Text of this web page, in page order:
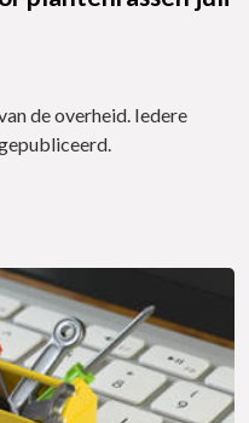
de overheid. Iedere